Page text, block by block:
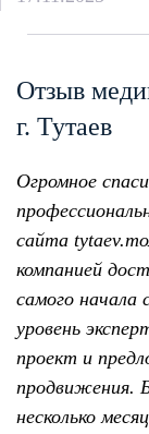
Отзыв
г. Тутаев
Огромное
сайта
компанией
самого начала
уровень
проект и
продвижения.
несколько